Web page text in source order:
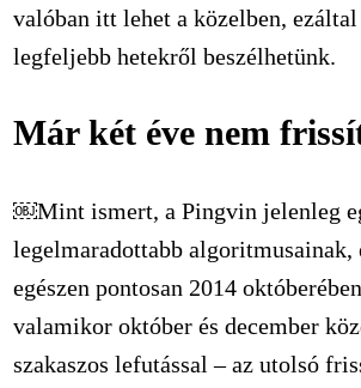
valóban itt lehet a közelben,
legfeljebb hetekről beszélhetünk.
Már két éve nem
￼Mint ismert, a Pingvin jelenleg
legelmaradottabb
egészen pontosan 2014
valamikor október és december
szakaszos lefutással – az utolsó